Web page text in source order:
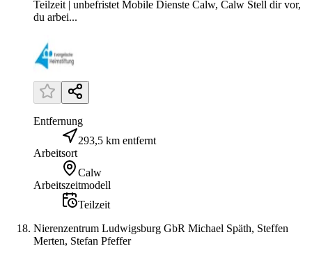
Teilzeit | unbefristet Mobile Dienste Calw, Calw Stell dir vor,
du arbei...
Entfernung
293,5 km entfernt
Arbeitsort
Calw
Arbeitszeitmodell
Teilzeit
Nierenzentrum Ludwigsburg GbR Michael Späth, Steffen
Merten, Stefan Pfeffer